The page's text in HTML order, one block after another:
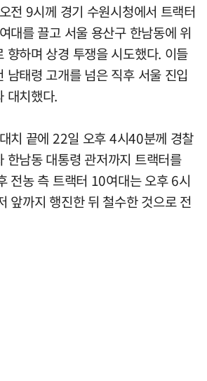
전 9시께 경기 수원시청에서 트랙터
대를 끌고 서울 용산구 한남동에 위
향하며 상경 투쟁을 시도했다. 이들
남태령 고개를 넘은 직후 서울 진입
대치했다.
치 끝에 22일 오후 4시40분께 경찰
한남동 대통령 관저까지 트랙터를
전농 측 트랙터 10여대는 오후 6시
앞까지 행진한 뒤 철수한 것으로 전